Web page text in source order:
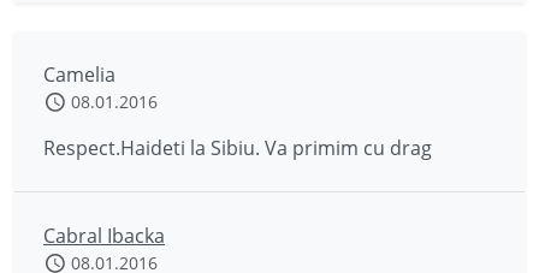
Camelia
08.01.2016
Respect.Haideti la Sibiu. Va primim cu drag
Cabral Ibacka
08.01.2016